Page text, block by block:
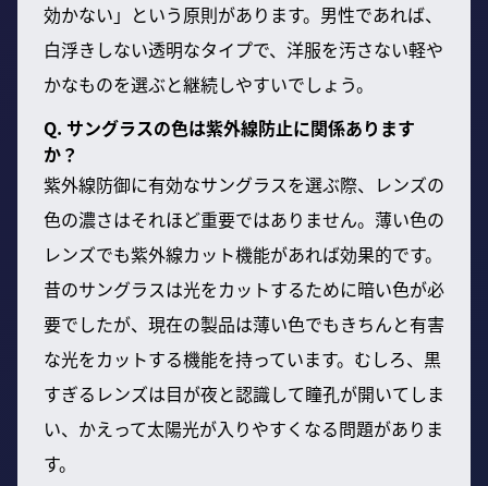
効かない」という原則があります。男性であれば、
白浮きしない透明なタイプで、洋服を汚さない軽や
かなものを選ぶと継続しやすいでしょう。
Q. サングラスの色は紫外線防止に関係あります
か？
紫外線防御に有効なサングラスを選ぶ際、レンズの
色の濃さはそれほど重要ではありません。薄い色の
レンズでも紫外線カット機能があれば効果的です。
昔のサングラスは光をカットするために暗い色が必
要でしたが、現在の製品は薄い色でもきちんと有害
な光をカットする機能を持っています。むしろ、黒
すぎるレンズは目が夜と認識して瞳孔が開いてしま
い、かえって太陽光が入りやすくなる問題がありま
す。